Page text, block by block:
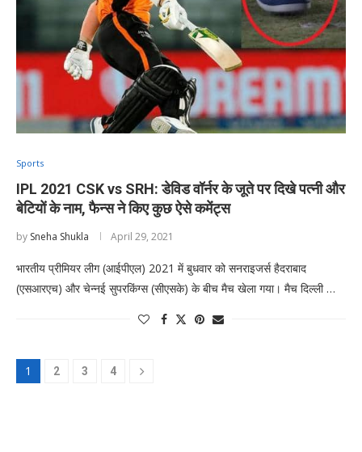
Sports
IPL 2021 CSK vs SRH: डेविड वॉर्नर के जूते पर दिखे पत्नी और
बेटियों के नाम, फैन्स ने किए कुछ ऐसे कमेंट्स
by Sneha Shukla April 29, 2021
भारतीय प्रीमियर लीग (आईपीएल) 2021 में बुधवार को सनराइजर्स हैदराबाद
(एसआरएच) और चेन्नई सुपरकिंग्स (सीएसके) के बीच मैच खेला गया। मैच दिल्ली …
1 2 3 4